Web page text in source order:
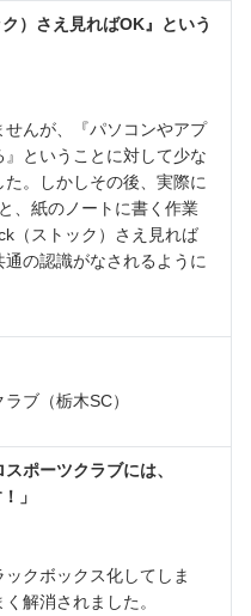
）さえ見ればOK』という
んが、『パソコンやアプ
ということに対して少な
。しかしその後、実際に
、紙のノートに書く作業
（ストック）さえ見れば
の認識がなされるように
ブ（栃木SC）
ポーツクラブには、
」
クボックス化してしま
解消されました。